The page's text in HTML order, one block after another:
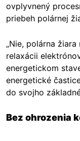
ovplyvnený
priebeh polárnej
„Nie, polárna
relaxácii
energetickom
energetické
do svojho
Bez ohrozenia